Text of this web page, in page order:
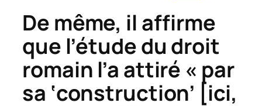
De même, il affirme
que l’étude du droit
romain l’a attiré « par
sa ‘construction’ [ici,